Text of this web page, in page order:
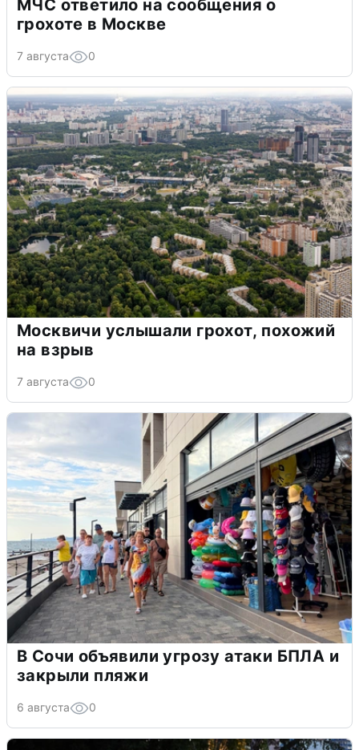
МЧС ответило на сообщения о
грохоте в Москве
7 августа 0
Москвичи услышали грохот, похожий
на взрыв
7 августа 0
В Сочи объявили угрозу атаки БПЛА и
закрыли пляжи
6 августа 0